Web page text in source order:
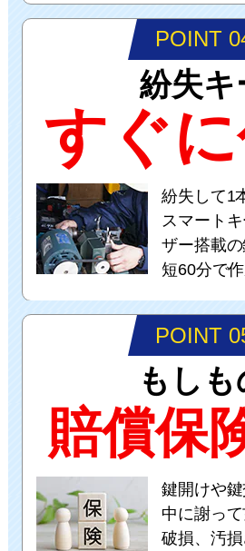
POINT
紛失キ
すぐ
紛失して1
スマート
ザー搭載
短60分で
POINT
もしも
賠償保
鍵開けや
中に謝っ
破損、汚